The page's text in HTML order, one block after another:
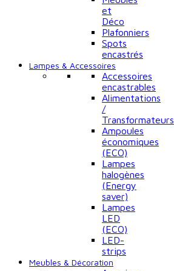
et
Déco
Plafonniers
Spots
encastrés
Lampes & Accessoires
Accessoires
encastrables
Alimentations
/
Transformateurs
Ampoules
économiques
(ECO)
Lampes
halogènes
(Energy
saver)
Lampes
LED
(ECO)
LED-
strips
Meubles & Décoration